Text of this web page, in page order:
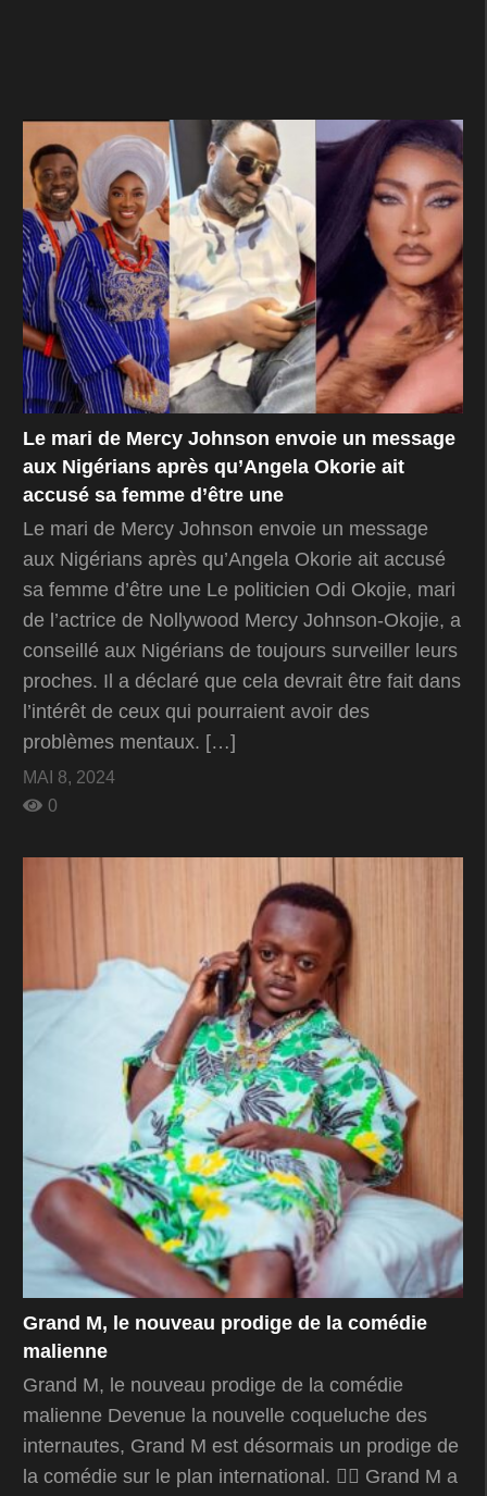
Le mari de Mercy Johnson envoie un message
aux Nigérians après qu’Angela Okorie ait
accusé sa femme d’être une
Le mari de Mercy Johnson envoie un message
aux Nigérians après qu’Angela Okorie ait accusé
sa femme d’être une Le politicien Odi Okojie, mari
de l’actrice de Nollywood Mercy Johnson-Okojie, a
conseillé aux Nigérians de toujours surveiller leurs
proches. Il a déclaré que cela devrait être fait dans
l’intérêt de ceux qui pourraient avoir des
problèmes mentaux. […]
MAI 8, 2024
0
Grand M, le nouveau prodige de la comédie
malienne
Grand M, le nouveau prodige de la comédie
malienne Devenue la nouvelle coqueluche des
internautes, Grand M est désormais un prodige de
la comédie sur le plan international. 👉🏾 Grand M a